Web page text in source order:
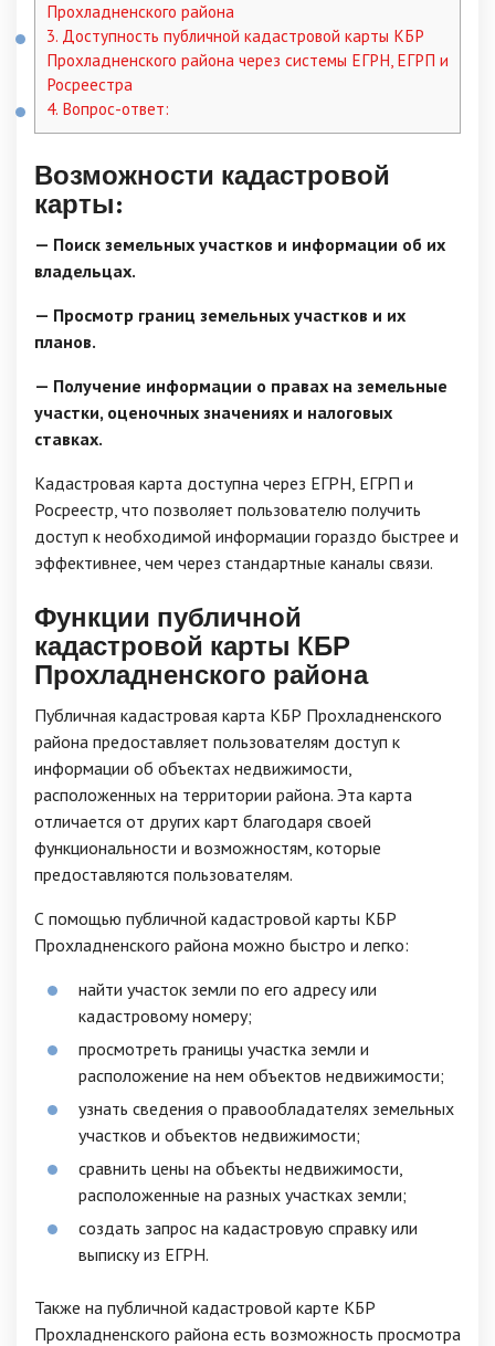
Прохладненского района
3. Доступность публичной кадастровой карты КБР
Прохладненского района через системы ЕГРН, ЕГРП и
Росреестра
4. Вопрос-ответ:
Возможности кадастровой
карты:
— Поиск земельных участков и информации об их
владельцах.
— Просмотр границ земельных участков и их
планов.
— Получение информации о правах на земельные
участки, оценочных значениях и налоговых
ставках.
Кадастровая карта доступна через ЕГРН, ЕГРП и
Росреестр, что позволяет пользователю получить
доступ к необходимой информации гораздо быстрее и
эффективнее, чем через стандартные каналы связи.
Функции публичной
кадастровой карты КБР
Прохладненского района
Публичная кадастровая карта КБР Прохладненского
района предоставляет пользователям доступ к
информации об объектах недвижимости,
расположенных на территории района. Эта карта
отличается от других карт благодаря своей
функциональности и возможностям, которые
предоставляются пользователям.
С помощью публичной кадастровой карты КБР
Прохладненского района можно быстро и легко:
найти участок земли по его адресу или
кадастровому номеру;
просмотреть границы участка земли и
расположение на нем объектов недвижимости;
узнать сведения о правообладателях земельных
участков и объектов недвижимости;
сравнить цены на объекты недвижимости,
расположенные на разных участках земли;
создать запрос на кадастровую справку или
выписку из ЕГРН.
Также на публичной кадастровой карте КБР
Прохладненского района есть возможность просмотра